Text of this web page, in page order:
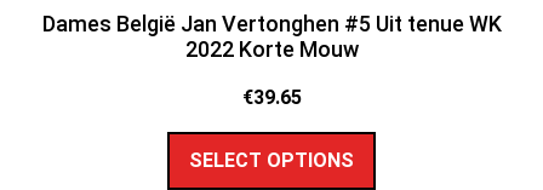
Dames België Jan Vertonghen #5 Uit tenue WK
2022 Korte Mouw
€39.65
SELECT OPTIONS